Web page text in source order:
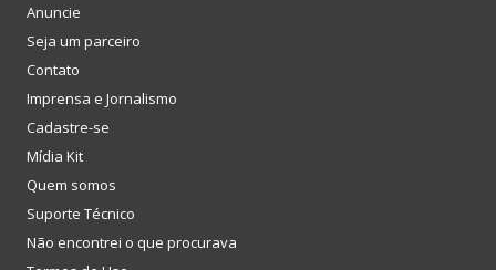
Anuncie
Seja um parceiro
Contato
Imprensa e Jornalismo
Cadastre-se
Mídia Kit
Quem somos
Suporte Técnico
Não encontrei o que procurava